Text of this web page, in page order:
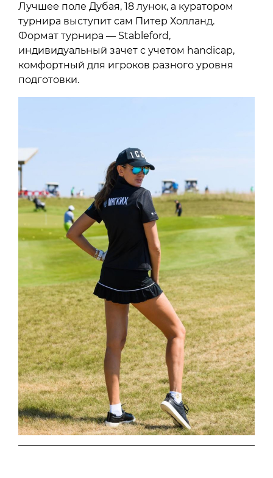
Лучшее поле Дубая, 18 лунок, а куратором
турнира выступит сам Питер Холланд.
Формат турнира — Stableford,
индивидуальный зачет с учетом handicap,
комфортный для игроков разного уровня
подготовки.